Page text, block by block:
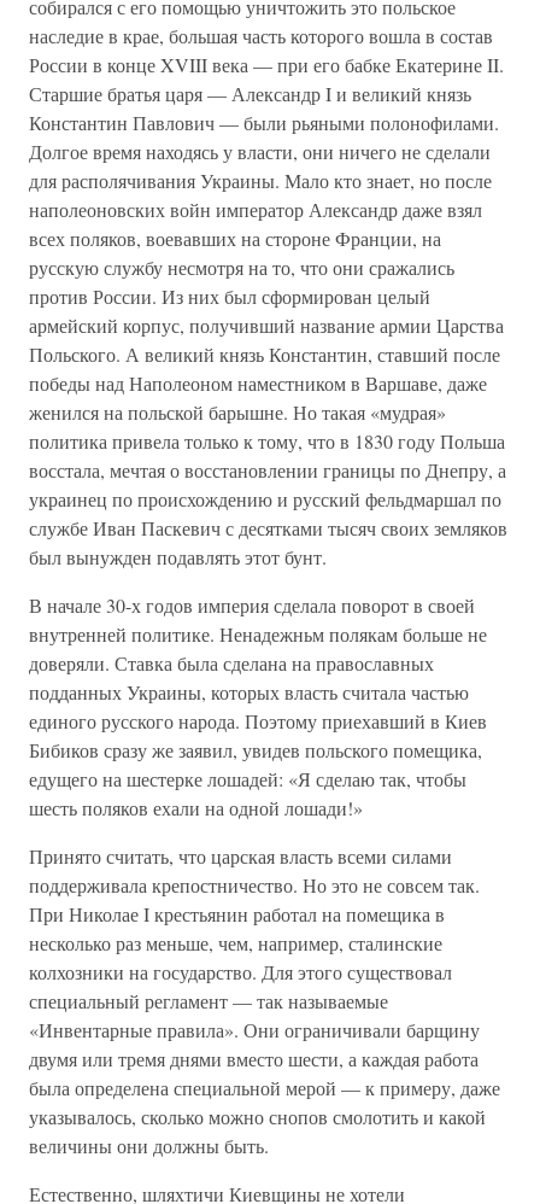
собирался с его помощью уничтожить это польское
наследие в крае, большая часть которого вошла в состав
России в конце XVIII века — при его бабке Екатерине II.
Старшие братья царя — Александр I и великий князь
Константин Павлович — были рьяными полонофилами.
Долгое время находясь у власти, они ничего не сделали
для располячивания Украины. Мало кто знает, но после
наполеоновских войн император Александр даже взял
всех поляков, воевавших на стороне Франции, на
русскую службу несмотря на то, что они сражались
против России. Из них был сформирован целый
армейский корпус, получивший название армии Царства
Польского. А великий князь Константин, ставший после
победы над Наполеоном наместником в Варшаве, даже
женился на польской барышне. Но такая «мудрая»
политика привела только к тому, что в 1830 году Польша
восстала, мечтая о восстановлении границы по Днепру, а
украинец по происхождению и русский фельдмаршал по
службе Иван Паскевич с десятками тысяч своих земляков
был вынужден подавлять этот бунт.
В начале 30-х годов империя сделала поворот в своей
внутренней политике. Ненадежньм полякам больше не
доверяли. Ставка была сделана на православных
подданных Украины, которых власть считала частью
единого русского народа. Поэтому приехавший в Киев
Бибиков сразу же заявил, увидев польского помещика,
едущего на шестерке лошадей: «Я сделаю так, чтобы
шесть поляков ехали на одной лошади!»
Принято считать, что царская власть всеми силами
поддерживала крепостничество. Но это не совсем так.
При Николае I крестьянин работал на помещика в
несколько раз меньше, чем, например, сталинские
колхозники на государство. Для этого существовал
специальный регламент — так называемые
«Инвентарные правила». Они ограничивали барщину
двумя или тремя днями вместо шести, а каждая работа
была определена специальной мерой — к примеру, даже
указывалось, сколько можно снопов смолотить и какой
величины они должны быть.
Естественно, шляхтичи Киевщины не хотели